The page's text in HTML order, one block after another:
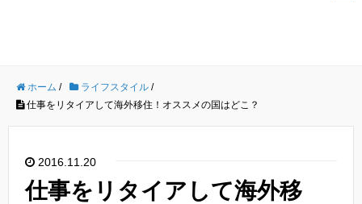
ホーム / ライフスタイル /
仕事をリタイアして海外移住！オススメの国はどこ？
2016.11.20
仕事をリタイアして海外移